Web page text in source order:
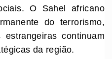
O Sahel africano
do terrorismo,
estrangeiras continuam
da região.